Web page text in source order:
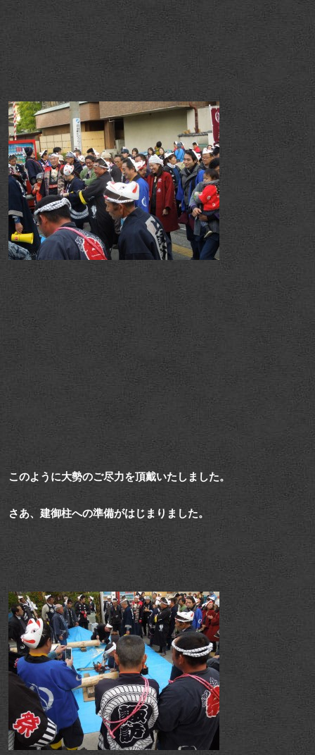
このように大勢のご尽力を頂戴いたしました。
さあ、建御柱への準備がはじまりました。